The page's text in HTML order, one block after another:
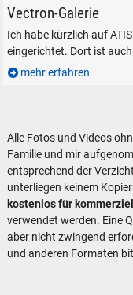
ELL Vectron 193 272
Vectron-Galerie
Ich habe kürzlich auf
eingerichtet. Dort ist
mehr erfahren
Alle Fotos und Videos
Familie und mir
entsprechend der
unterliegen keinem
kostenlos für
verwendet werden. Eine
aber nicht zwingend
und anderen Formaten